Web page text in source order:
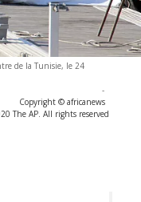
de la Tunisie, le 24
-
Copyright © africanews
The AP. All rights reserved